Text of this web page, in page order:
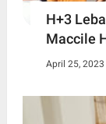
H+3
Maccile
April 25, 2023